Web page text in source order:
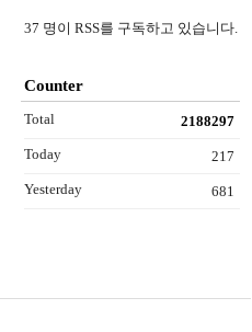
37 명이 RSS를 구독하고 있습니다.
Counter
Total 2188297
Today 217
Yesterday 681